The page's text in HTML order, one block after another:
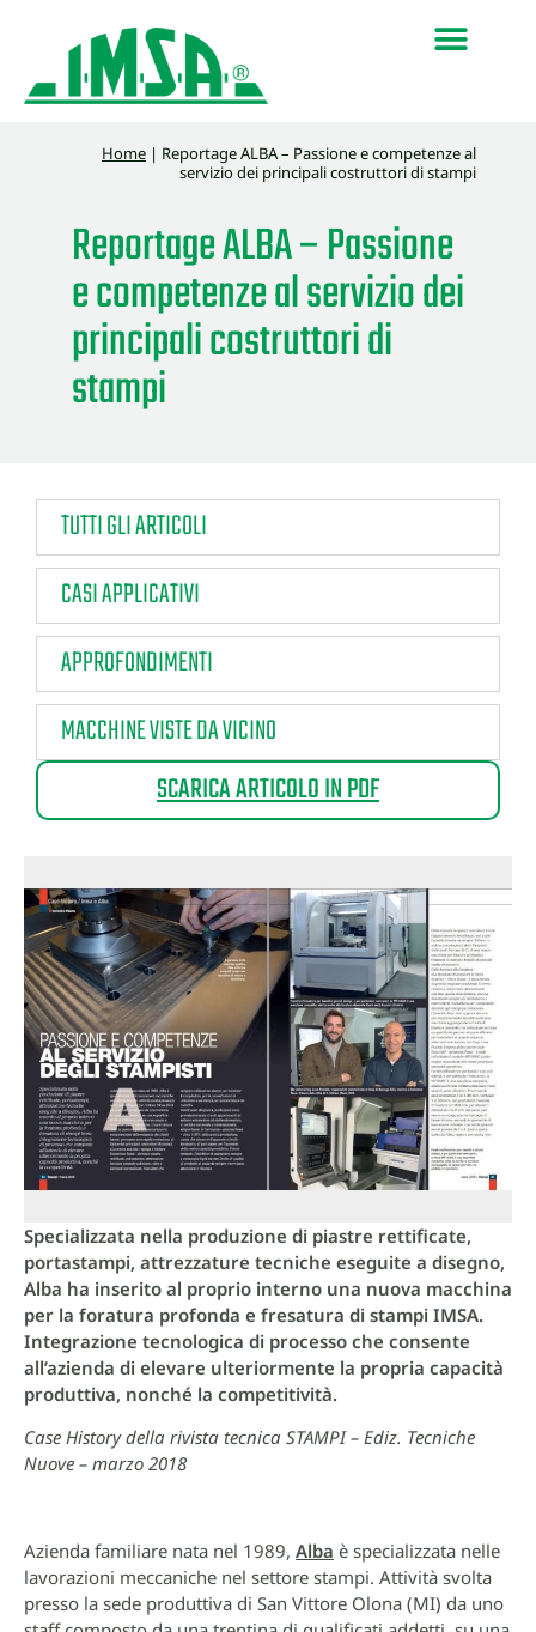
Home | Reportage ALBA – Passione e competenze al
servizio dei principali costruttori di stampi
Reportage ALBA – Passione
e competenze al servizio dei
principali costruttori di
stampi
TUTTI GLI ARTICOLI
CASI APPLICATIVI
APPROFONDIMENTI
MACCHINE VISTE DA VICINO
SCARICA ARTICOLO IN PDF
Specializzata nella produzione di piastre rettificate,
portastampi, attrezzature tecniche eseguite a disegno,
Alba ha inserito al proprio interno una nuova macchina
per la foratura profonda e fresatura di stampi IMSA.
Integrazione tecnologica di processo che consente
all’azienda di elevare ulteriormente la propria capacità
produttiva, nonché la competitività.
Case History della rivista tecnica STAMPI – Ediz. Tecniche
Nuove – marzo 2018
Azienda familiare nata nel 1989, Alba è specializzata nelle
lavorazioni meccaniche nel settore stampi. Attività svolta
presso la sede produttiva di San Vittore Olona (MI) da uno